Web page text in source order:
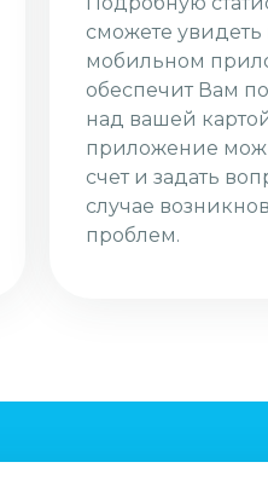
сможете
мобильном
обеспечит Вам
над вашей
приложение
счет и задать
случае
проблем.